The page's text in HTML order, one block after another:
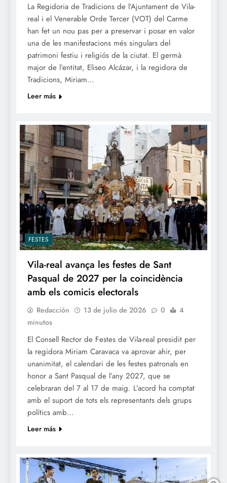
La Regidoria de Tradicions de l’Ajuntament de Vila-
real i el Venerable Orde Tercer (VOT) del Carme
han fet un nou pas per a preservar i posar en valor
una de les manifestacions més singulars del
patrimoni festiu i religiós de la ciutat. El germà
major de l’entitat, Eliseo Alcázar, i la regidora de
Tradicions, Miriam…
Leer más
FESTES
Vila-real avança les festes de Sant
Pasqual de 2027 per la coincidència
amb els comicis electorals
Redacción 13 de julio de 2026 0
4
minutos
El Consell Rector de Festes de Vila-real presidit per
la regidora Miriam Caravaca va aprovar ahir, per
unanimitat, el calendari de les festes patronals en
honor a Sant Pasqual de l’any 2027, que se
celebraran del 7 al 17 de maig. L’acord ha comptat
amb el suport de tots els representants dels grups
polítics amb…
Leer más